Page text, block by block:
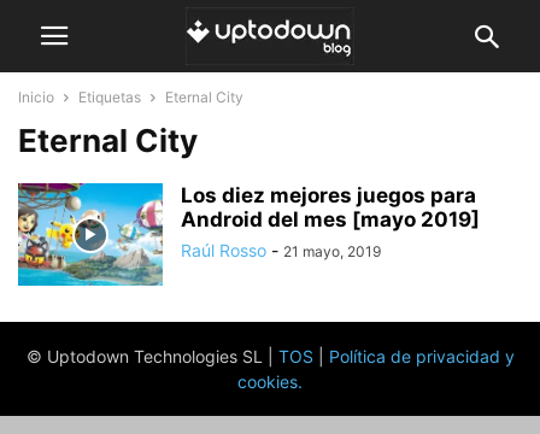
Inicio Etiquetas Eternal City
Eternal City
Los diez mejores juegos para
Android del mes [mayo 2019]
Raúl Rosso - 21 mayo, 2019
© Uptodown Technologies SL | TOS
Política de privacidad y
cookies.